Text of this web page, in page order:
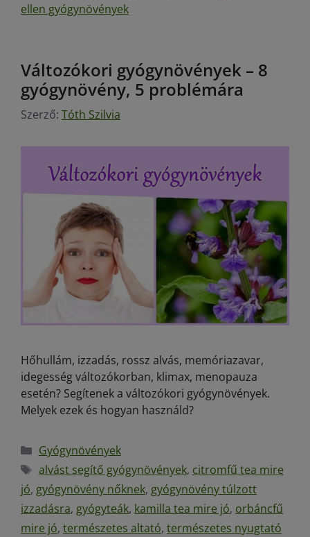
ellen gyógynövények
Változókori gyógynövények – 8
gyógynövény, 5 problémára
Szerző: Tóth Szilvia
Hőhullám, izzadás, rossz alvás, memóriazavar,
idegesség változókorban, klimax, menopauza
esetén? Segítenek a változókori gyógynövények.
Melyek ezek és hogyan használd?
Gyógynövények
alvást segítő gyógynövények, citromfű tea mire
jó, gyógynövény nőknek, gyógynövény túlzott
izzadásra, gyógyteák, kamilla tea mire jó, orbáncfű
mire jó, természetes altató, természetes nyugtató